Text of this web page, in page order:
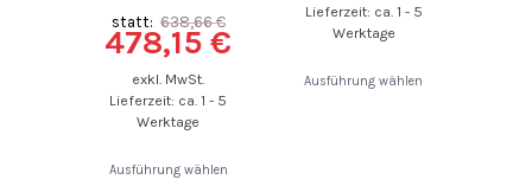
statt: 638,66€
478,15€
exkl. MwSt.
Lieferzeit: ca. 1 - 5
Werktage
Ausführung wählen
Lieferzeit: ca. 1 - 5
Werktage
Ausführung wählen